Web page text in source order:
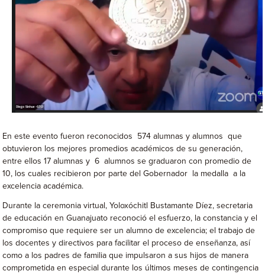
En este evento fueron reconocidos 574 alumnas y alumnos que
obtuvieron los mejores promedios académicos de su generación,
entre ellos 17 alumnas y 6 alumnos se graduaron con promedio de
10, los cuales recibieron por parte del Gobernador la medalla a la
excelencia académica.
Durante la ceremonia virtual, Yoloxóchitl Bustamante Díez, secretaria
de educación en Guanajuato reconoció el esfuerzo, la constancia y el
compromiso que requiere ser un alumno de excelencia; el trabajo de
los docentes y directivos para facilitar el proceso de enseñanza, así
como a los padres de familia que impulsaron a sus hijos de manera
comprometida en especial durante los últimos meses de contingencia